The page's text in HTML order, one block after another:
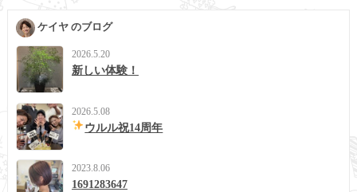
ケイヤ のブログ
2026.5.20
新しい体験！
2026.5.08
ウルル祝14周年
2023.8.06
1691283647